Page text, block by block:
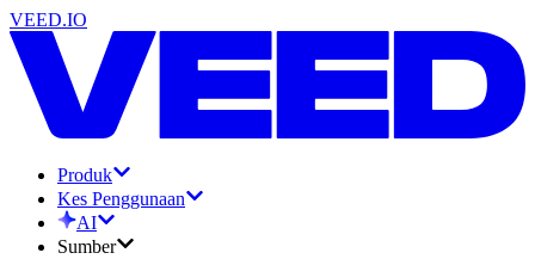
VEED.IO
Produk
Kes Penggunaan
AI
Sumber